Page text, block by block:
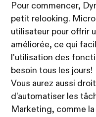
Pour commencer,
petit relooking.
utilisateur pour offrir
améliorée, ce qui
l'utilisation des
besoin tous les jours!
Vous aurez aussi
d'automatiser les
Marketing, comme